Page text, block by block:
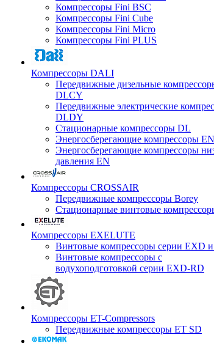
Компрессоры Fini BSC
Компрессоры Fini Cube
Компрессоры Fini Micro
Компрессоры Fini PLUS
Компрессоры DALI
Передвижные дизельные
DLCY
Передвижные электрические
DLDY
Стационарные компрессоры DL
Энергосберегающие компрессоры
Энергосберегающие компрессоры
давления EN
Компрессоры CROSSAIR
Передвижные компрессоры Borey
Стационарные винтовые
Компрессоры EXELUTE
Винтовые компрессоры серии EXD
Винтовые компрессоры с
водухоподготовкой серии EXD-RD
Компрессоры ET-Compressors
Передвижные компрессоры ET SD